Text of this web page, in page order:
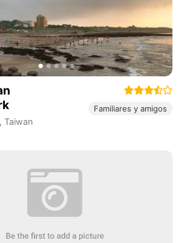
Taiwan
Familiares y amigos